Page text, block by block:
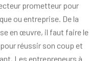
ou entreprise. De la
en œuvre, il faut faire le
réussir son coup et
Les entrepreneurs à